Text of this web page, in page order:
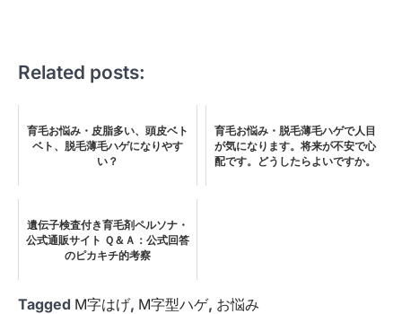
Related posts:
育毛お悩み・皮脂多い、頭皮ベト
ベト、脱毛薄毛ハゲになりやす
い？
育毛お悩み・脱毛薄毛ハゲで人目
が気になります。将来が不安で心
配です。どうしたらよいですか。
遺伝子検査付き育毛剤ペルソナ・
公式通販サイト Ｑ＆Ａ：公式回答
のピカキチ的考察
Tagged M字はげ, M字型ハゲ, お悩み